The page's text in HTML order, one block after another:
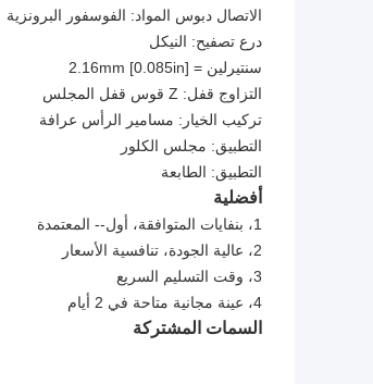
الاتصال دبوس المواد: الفوسفور البرونزية
درع تصفيح: النيكل
سنتيرلين = 2.16mm [0.085in]
التزاوج قفل: Z قوس قفل المجلس
تركيب الخيار: مسامير الرأس عرافة
التطبيق: مجلس الكلور
التطبيق: الطابعة
أفضلية
1، بنفايات المتوافقة، أول-- المعتمدة
2، عالية الجودة، تنافسية الأسعار
3، وقت التسليم السريع
4، عينة مجانية متاحة في 2 أيام
السمات المشتركة